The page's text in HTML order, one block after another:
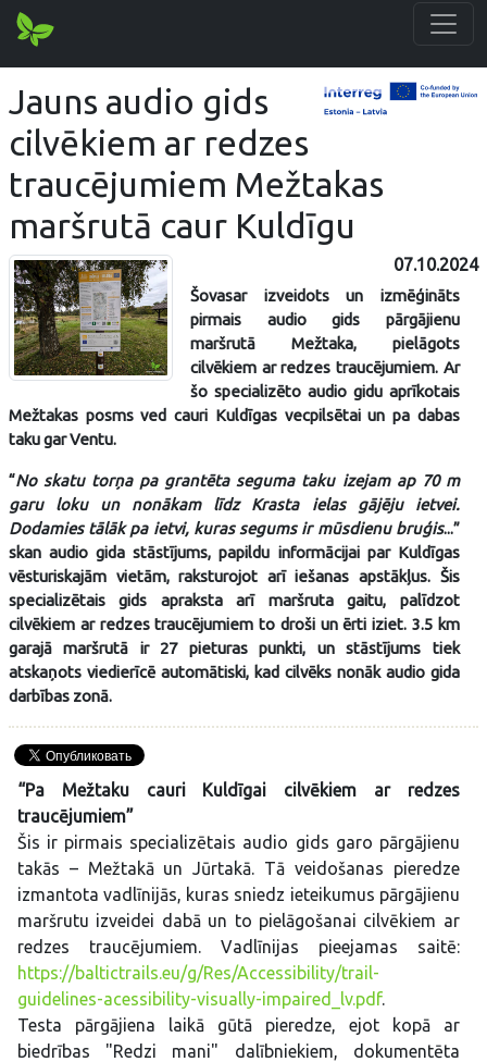
Jauns audio gids
cilvēkiem ar redzes
traucējumiem Mežtakas
maršrutā caur Kuldīgu
07.10.2024
Šovasar izveidots un izmēģināts
pirmais audio gids pārgājienu
maršrutā Mežtaka, pielāgots
cilvēkiem ar redzes traucējumiem. Ar
šo specializēto audio gidu aprīkotais
Mežtakas posms ved cauri Kuldīgas vecpilsētai un pa dabas
taku gar Ventu.
“No skatu torņa pa grantēta seguma taku izejam ap 70 m
garu loku un nonākam līdz Krasta ielas gājēju ietvei.
Dodamies tālāk pa ietvi, kuras segums ir mūsdienu bruģis...”
skan audio gida stāstījums, papildu informācijai par Kuldīgas
vēsturiskajām vietām, raksturojot arī iešanas apstākļus. Šis
specializētais gids apraksta arī maršruta gaitu, palīdzot
cilvēkiem ar redzes traucējumiem to droši un ērti iziet. 3.5 km
garajā maršrutā ir 27 pieturas punkti, un stāstījums tiek
atskaņots viedierīcē automātiski, kad cilvēks nonāk audio gida
darbības zonā.
“Pa Mežtaku cauri Kuldīgai cilvēkiem ar redzes
traucējumiem”
Šis ir pirmais specializētais audio gids garo pārgājienu
takās – Mežtakā un Jūrtakā. Tā veidošanas pieredze
izmantota vadlīnijās, kuras sniedz ieteikumus pārgājienu
maršrutu izveidei dabā un to pielāgošanai cilvēkiem ar
redzes traucējumiem. Vadlīnijas pieejamas saitē:
https://baltictrails.eu/g/Res/Accessibility/trail-
guidelines-acessibility-visually-impaired_lv.pdf.
Testa pārgājiena laikā gūtā pieredze, ejot kopā ar
biedrības "Redzi mani" dalībniekiem, dokumentēta